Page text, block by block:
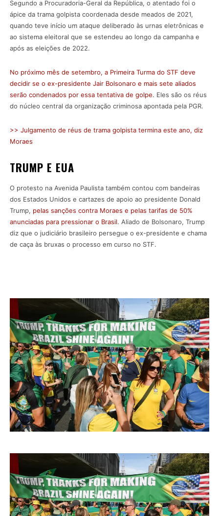
Segundo a Procuradoria-Geral da República, o atentado foi o
ápice da trama golpista coordenada desde meados de 2021,
quando teve início um ataque deliberado às urnas eletrônicas e
ao sistema eleitoral que se estendeu ao longo da campanha e
após as eleições de 2022.
No próximo mês de setembro, a Primeira Turma do STF deve
decidir se o ex-presidente Jair Bolsonaro e mais sete aliados
serão condenados por essa tentativa de golpe. Eles são os réus
do núcleo central da organização criminosa apontada pela PGR.
>> Julgamento de réus de trama golpista termina este ano, diz
Moraes
TRUMP E EUA
O protesto na Avenida Paulista também contou com bandeiras
dos Estados Unidos e cartazes de apoio ao presidente Donald
Trump, pelas sanções contra Moraes e pelas tarifas de 50%
anunciadas para pressionar o Brasil. Aliado de Bolsonaro, Trump
diz que o judiciário brasileiro persegue o ex-presidente e chama
de caça às bruxas o processo em curso no STF.